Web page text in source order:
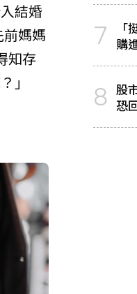
結婚
媽媽
知存
」
7 購
8 股
恐